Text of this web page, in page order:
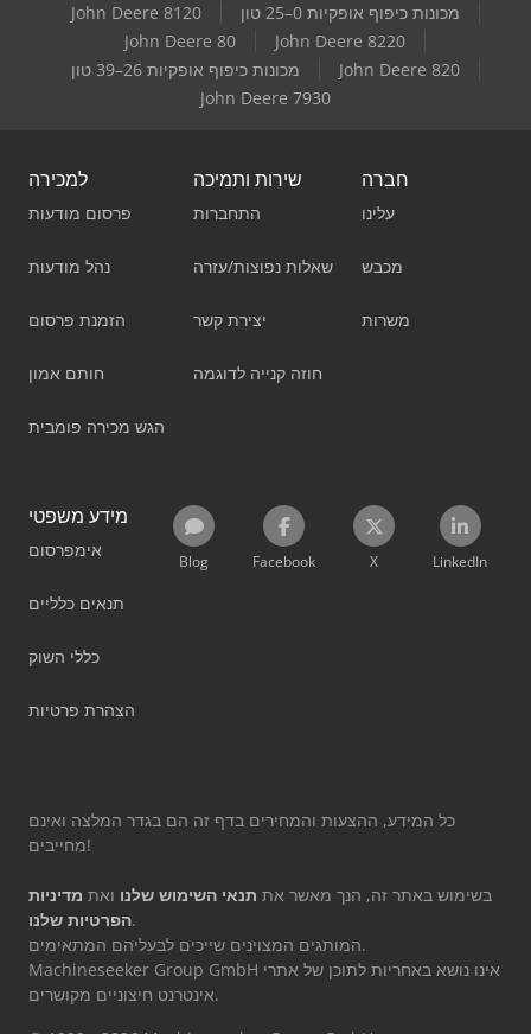
John Deere 8120
מכונות כיפוף אופקיות 0–25 טון
John Deere 80
John Deere 8220
מכונות כיפוף אופקיות 26–39 טון
John Deere 820
John Deere 7930
למכירה
פרסום מודעות
נהל מודעות
הזמנת פרסום
חותם אמון
הגש מכירה פומבית
שירות ותמיכה
התחברות
שאלות נפוצות/עזרה
יצירת קשר
חוזה קנייה לדוגמה
חברה
עלינו
מכבש
משרות
מידע משפטי
אימפרסום
תנאים כלליים
כללי השוק
הצהרת פרטיות
Blog Facebook X LinkedIn
כל המידע, ההצעות והמחירים בדף זה הם בגדר המלצה ואינם
מחייבים!
בשימוש באתר זה, הנך מאשר את תנאי השימוש שלנו ואת מדיניות
הפרטיות שלנו.
המותגים המצוינים שייכים לבעליהם המתאימים.
Machineseeker Group GmbH אינו נושא באחריות לתוכן של אתרי
אינטרנט חיצוניים מקושרים.